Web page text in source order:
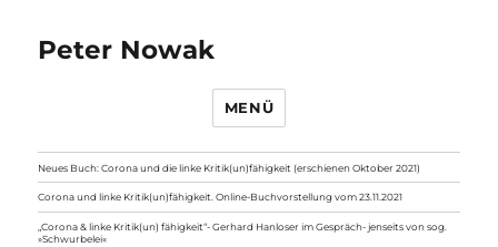
Peter Nowak
MENÜ
Neues Buch: Corona und die linke Kritik(un)fähigkeit (erschienen Oktober 2021)
Corona und linke Kritik(un)fähigkeit. Online-Buchvorstellung vom 23.11.2021
„Corona & linke Kritik(un) fähigkeit“- Gerhard Hanloser im Gespräch- jenseits von sog.
»Schwurbelei«